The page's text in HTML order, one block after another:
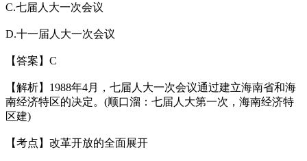
C.七届人大一次会议
D.十一届人大一次会议
【答案】C
【解析】1988年4月，七届人大一次会议通过建立海南省和海
南经济特区的决定。(顺口溜：七届人大第一次，海南经济特
区建)
【考点】改革开放的全面展开